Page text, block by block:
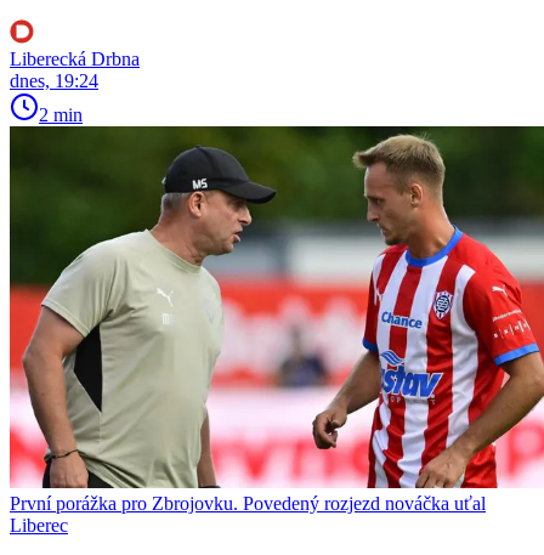
Liberecká Drbna
dnes, 19:24
2 min
První porážka pro Zbrojovku. Povedený rozjezd nováčka uťal
Liberec